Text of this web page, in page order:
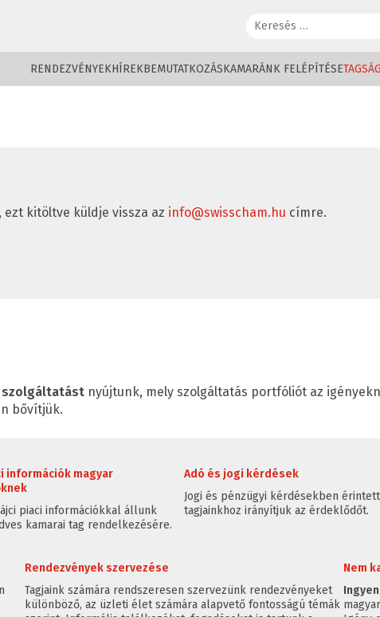
Keresés:
RENDEZVÉNYEKHÍREKBEMUTATKOZÁSKAMARÁNK FELÉPÍTÉSETAGSÁG
ezt kitöltve küldje vissza az info@swisscham.hu címre.
szolgáltatást nyújtunk, mely szolgáltatás portfóliót az
bővítjük.
információk magyar
piaci információkkal állunk
kamarai tag rendelkezésére.
Adó és jogi kérdések
Jogi és pénzügyi kérdésekben érintett
tagjainkhoz irányítjuk az érdeklődőt.
Rendezvények szervezése
Tagjaink számára rendszeresen szervezünk rendezvényeket
különböző, az üzleti élet számára alapvető fontosságú témák
Nem